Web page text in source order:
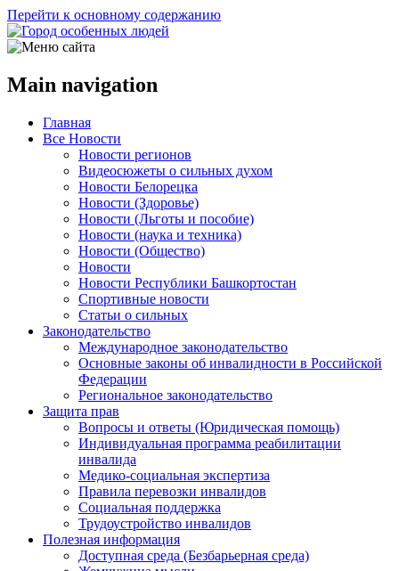
Перейти к основному содержанию
Main navigation
Главная
Все Новости
Новости регионов
Видеосюжеты о сильных духом
Новости Белорецка
Новости (Здоровье)
Новости (Льготы и пособие)
Новости (наука и техника)
Новости (Общество)
Новости
Новости Республики Башкортостан
Спортивные новости
Статьи о сильных
Законодательство
Международное законодательство
Основные законы об инвалидности в Российской
Федерации
Региональное законодательство
Защита прав
Вопросы и ответы (Юридическая помощь)
Индивидуальная программа реабилитации
инвалида
Медико-социальная экспертиза
Правила перевозки инвалидов
Социальная поддержка
Трудоустройство инвалидов
Полезная информация
Доступная среда (Безбарьерная среда)